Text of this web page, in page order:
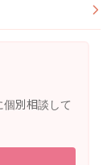
別相談して